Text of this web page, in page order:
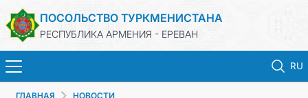
ПОСОЛЬСТВО ТУРКМЕНИСТАНА
РЕСПУБЛИКА АРМЕНИЯ - ЕРЕВАН
RU
ГЛАВНАЯ НОВОСТИ